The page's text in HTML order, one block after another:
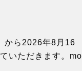
から2026年8月16
いただきます。 mo